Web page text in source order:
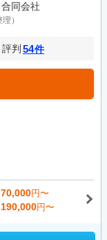
同会社
）
判 54件
70,000円〜
190,000円〜